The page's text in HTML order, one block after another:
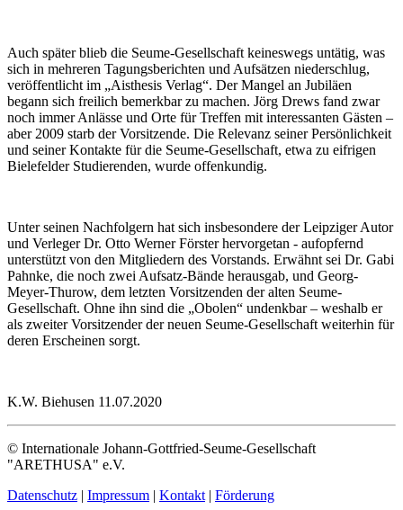
Auch später blieb die Seume-Gesellschaft keineswegs untätig, was
sich in mehreren Tagungsberichten und Aufsätzen niederschlug,
veröffentlicht im „Aisthesis Verlag“. Der Mangel an Jubiläen
begann sich freilich bemerkbar zu machen. Jörg Drews fand zwar
noch immer Anlässe und Orte für Treffen mit interessanten Gästen –
aber 2009 starb der Vorsitzende. Die Relevanz seiner Persönlichkeit
und seiner Kontakte für die Seume-Gesellschaft, etwa zu eifrigen
Bielefelder Studierenden, wurde offenkundig.
Unter seinen Nachfolgern hat sich insbesondere der Leipziger Autor
und Verleger Dr. Otto Werner Förster hervorgetan - aufopfernd
unterstützt von den Mitgliedern des Vorstands. Erwähnt sei Dr. Gabi
Pahnke, die noch zwei Aufsatz-Bände herausgab, und Georg-
Meyer-Thurow, dem letzten Vorsitzenden der alten Seume-
Gesellschaft. Ohne ihn sind die „Obolen“ undenkbar – weshalb er
als zweiter Vorsitzender der neuen Seume-Gesellschaft weiterhin für
deren Erscheinen sorgt.
K.W. Biehusen 11.07.2020
© Internationale Johann-Gottfried-Seume-Gesellschaft
"ARETHUSA" e.V.
Datenschutz | Impressum | Kontakt | Förderung